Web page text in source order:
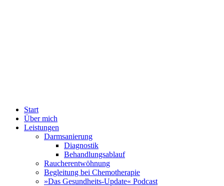
Start
Über mich
Leistungen
Darmsanierung
Diagnostik
Behandlungsablauf
Raucherentwöhnung
Begleitung bei Chemotherapie
»Das Gesundheits-Update« Podcast